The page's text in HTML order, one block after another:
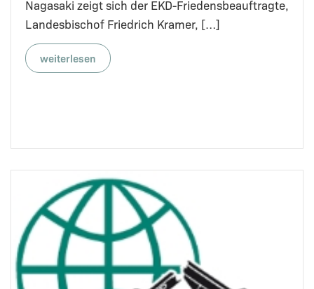
Nagasaki zeigt sich der EKD-Friedensbeauftragte,
Landesbischof Friedrich Kramer, […]
weiterlesen